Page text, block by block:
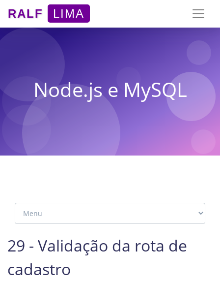
RALF LIMA
Node.js e MySQL
29 - Validação da rota de
cadastro